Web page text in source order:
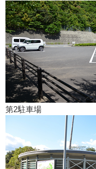
第2駐車場